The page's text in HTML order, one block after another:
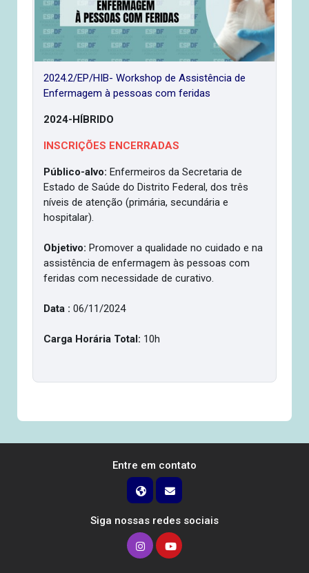
2024.2/EP/HIB- Workshop de Assistência de
Enfermagem à pessoas com feridas
2024-HÍBRIDO
INSCRIÇÕES ENCERRADAS
Público-alvo: Enfermeiros da Secretaria de
Estado de Saúde do Distrito Federal, dos três
níveis de atenção (primária, secundária e
hospitalar).
Objetivo: Promover a qualidade no cuidado e na
assistência de enfermagem às pessoas com
feridas com necessidade de curativo.
Data :06/11/2024
Carga Horária Total: 10h
Entre em contato
Siga nossas redes sociais